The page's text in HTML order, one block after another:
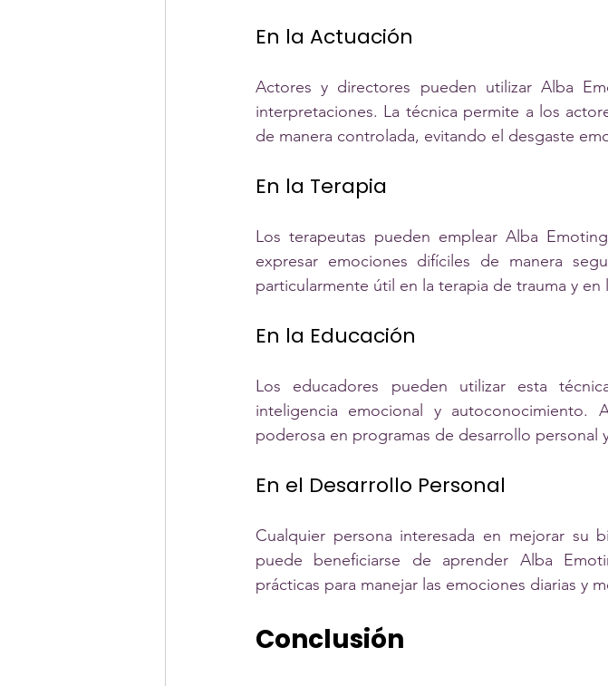
En la Actuación
Actores y directores pueden utilizar Alba
interpretaciones. La técnica permite a los
de manera controlada, evitando el desgaste
En la Terapia
Los terapeutas pueden emplear Alba
expresar emociones difíciles de manera
particularmente útil en la terapia de trauma y en
En la Educación
Los educadores pueden utilizar esta
inteligencia emocional y autoconocimiento.
poderosa en programas de desarrollo personal
En el Desarrollo Personal
Cualquier persona interesada en mejorar su
puede beneficiarse de aprender Alba
prácticas para manejar las emociones diarias y
Conclusión